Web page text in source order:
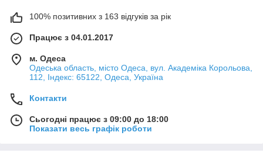
100% позитивних з 163 відгуків за рік
Працює з 04.01.2017
м. Одеса
Одеська область, місто Одеса, вул. Академіка Корольова,
112, Індекс: 65122, Одеса, Україна
Контакти
Сьогодні працює з 09:00 до 18:00
Показати весь графік роботи